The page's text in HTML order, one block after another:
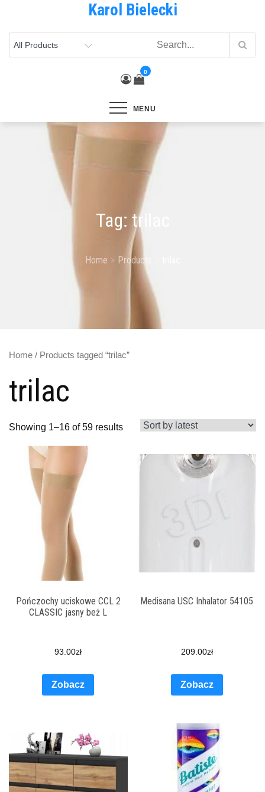
content
Karol Bielecki
0
MENU
Tag: trilac
Home Products
Home / Products tagged “trilac”
trilac
Showing 1–16 of 59 results
Pończochy uciskowe CCL 2
CLASSIC jasny beż L
93.00zł
Zobacz
Medisana USC Inhalator 54105
209.00zł
Zobacz